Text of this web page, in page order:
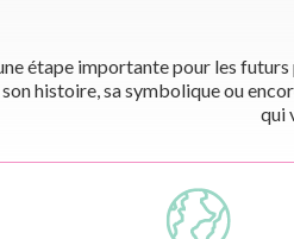
étape importante pour les
histoire, sa symbolique ou
qui